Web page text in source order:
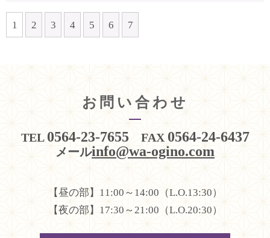
1 2 3 4 5 6 7
お問い合わせ
TEL 0564-23-7655 FAX 0564-24-6437
メールinfo@wa-ogino.com
【昼の部】11:00～14:00（L.O.13:30）
【夜の部】17:30～21:00（L.O.20:30）